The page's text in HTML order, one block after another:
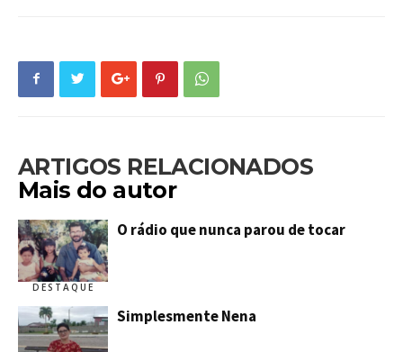
ARTIGOS RELACIONADOS
Mais do autor
DESTAQUE
O rádio que nunca parou de tocar
Simplesmente Nena